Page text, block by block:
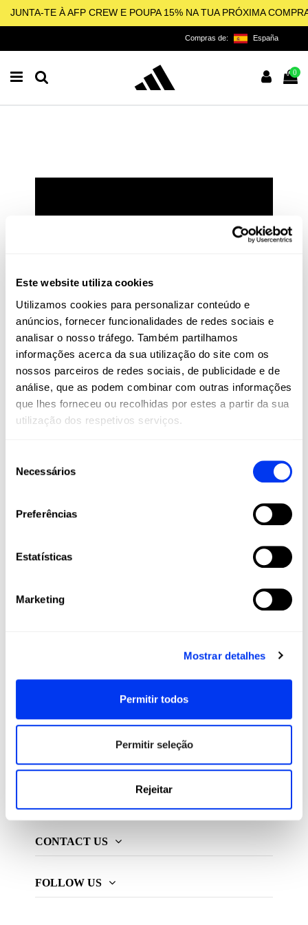
Este website utiliza cookies
Utilizamos cookies para personalizar conteúdo e
anúncios, fornecer funcionalidades de redes sociais e
analisar o nosso tráfego. Também partilhamos
informações acerca da sua utilização do site com os
nossos parceiros de redes sociais, de publicidade e de
análise, que as podem combinar com outras informações
que lhes forneceu ou recolhidas por estes a partir da sua
utilização dos respetivos serviços.
Necessários
Preferências
Estatísticas
Marketing
Mostrar detalhes
Permitir todos
Permitir seleção
Rejeitar
JUNTA-TE À AFP CREW E POUPA 15% NA TUA PRÓXIMA
Compras de: España
0
LICENCIADO OFICIAL DA
PICKLEBALL E BEACH
O padel e o pickleball não são apenas esportes:
são um estilo de vida. Na All For Padel, levamos
estes esportes a todos os cantos do mundo,
oferecendo produtos adidas de alta qualidade
que combinam inovação, desempenho e estilo.
Raquetes, palas, calçado, roupa e acessórios
projetados para maximizar o seu jogo e
qualidade que apenas a adidas pode oferecer.
All For Padel S.L., licenciado e distribuidor exclusivo de
ADIDAS PADEL
CONTACT US
FOLLOW US